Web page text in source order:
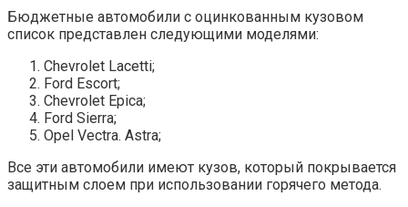
Бюджетные автомобили с оцинкованным кузовом
список представлен следующими моделями:
Chevrolet Lacetti;
Ford Escort;
Chevrolet Epica;
Ford Sierra;
Opel Vectra. Astra;
Все эти автомобили имеют кузов, который покрывается
защитным слоем при использовании горячего метода.